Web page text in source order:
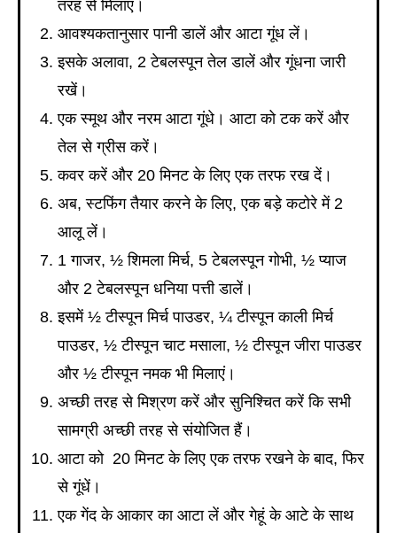
तरह से मिलाएं।
आवश्यकतानुसार पानी डालें और आटा गूंध लें।
इसके अलावा, 2 टेबलस्पून तेल डालें और गूंधना जारी
रखें।
एक स्मूथ और नरम आटा गूंधे। आटा को टक करें और
तेल से ग्रीस करें।
कवर करें और 20 मिनट के लिए एक तरफ रख दें।
अब, स्टफिंग तैयार करने के लिए, एक बड़े कटोरे में 2
आलू लें।
1 गाजर, ½ शिमला मिर्च, 5 टेबलस्पून गोभी, ½ प्याज
और 2 टेबलस्पून धनिया पत्ती डालें।
इसमें ½ टीस्पून मिर्च पाउडर, ¼ टीस्पून काली मिर्च
पाउडर, ½ टीस्पून चाट मसाला, ½ टीस्पून जीरा पाउडर
और ½ टीस्पून नमक भी मिलाएं।
अच्छी तरह से मिश्रण करें और सुनिश्चित करें कि सभी
सामग्री अच्छी तरह से संयोजित हैं।
आटा को 20 मिनट के लिए एक तरफ रखने के बाद, फिर
से गूंधें।
एक गेंद के आकार का आटा लें और गेहूं के आटे के साथ